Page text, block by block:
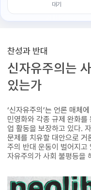
대기
찬성과 반대
신자유주의는
있는가
‘신자유주의’는 언론 매체
민영화와 각종 규제 완화를
업 활동을 보장하고 있다.
문제를 치유할 대안으로 거
주의 반대 운동이 벌어지고
자유주의가 사회 불평등을